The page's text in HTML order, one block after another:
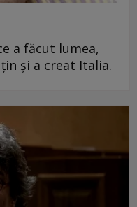
a făcut lumea,
și a creat Italia.